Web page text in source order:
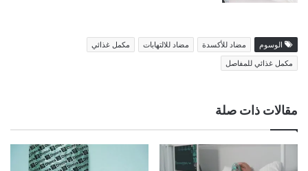
الوسوم مضاد للأكسدة مضاد للالتهابات
مكمل غذائي
مكمل غذائي للمفاصل
مقالات ذات صلة